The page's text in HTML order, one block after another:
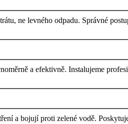
ne levného odpadu. Správné
a efektivně. Instalujeme
a bojují proti zelené vodě.